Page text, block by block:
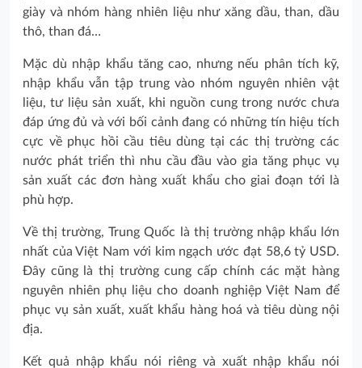
giày và nhóm hàng nhiên liệu như xăng dầu, than, dầu
thô, than đá…
Mặc dù nhập khẩu tăng cao, nhưng nếu phân tích kỹ,
nhập khẩu vẫn tập trung vào nhóm nguyên nhiên vật
liệu, tư liệu sản xuất, khi nguồn cung trong nước chưa
đáp ứng đủ và với bối cảnh đang có những tín hiệu tích
cực về phục hồi cầu tiêu dùng tại các thị trường các
nước phát triển thì nhu cầu đầu vào gia tăng phục vụ
sản xuất các đơn hàng xuất khẩu cho giai đoạn tới là
phù hợp.
Về thị trường, Trung Quốc là thị trường nhập khẩu lớn
nhất của Việt Nam với kim ngạch ước đạt 58,6 tỷ USD.
Đây cũng là thị trường cung cấp chính các mặt hàng
nguyên nhiên phụ liệu cho doanh nghiệp Việt Nam để
phục vụ sản xuất, xuất khẩu hàng hoá và tiêu dùng nội
địa.
Kết quả nhập khẩu nói riêng và xuất nhập khẩu nói